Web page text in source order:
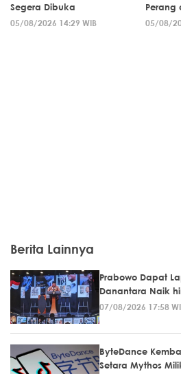
Segera Dibuka
05/08/2026 14:29 WIB
Perang
05/08/
Berita Lainnya
Prabowo Dapat
Danantara Naik
07/08/2026 17:58
ByteDance
Setara Mythos